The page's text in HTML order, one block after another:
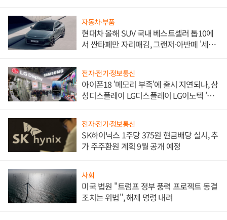
자동차·부품
현대차 올해 SUV 국내 베스트셀러 톱10에
서 싼타페만 자리매김, 그랜저·아반떼 '세단
전자·전기·정보통신
아이폰18 '메모리 부족'에 출시 지연되나, 삼
성디스플레이 LG디스플레이 LG이노텍 '탈
전자·전기·정보통신
SK하이닉스 1주당 375원 현금배당 실시, 추
가 주주환원 계획 9월 공개 예정
사회
미국 법원 "트럼프 정부 풍력 프로젝트 동결
조치는 위법", 해제 명령 내려